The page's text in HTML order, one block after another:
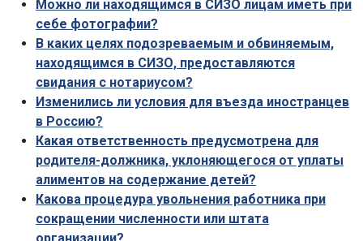
Можно ли находящимся в СИЗО лицам иметь при
себе фотографии?
В каких целях подозреваемым и обвиняемым,
находящимся в СИЗО, предоставляются
свидания с нотариусом?
Изменились ли условия для въезда иностранцев
в Россию?
Какая ответственность предусмотрена для
родителя-должника, уклоняющегося от уплаты
алиментов на содержание детей?
Какова процедура увольнения работника при
сокращении численности или штата